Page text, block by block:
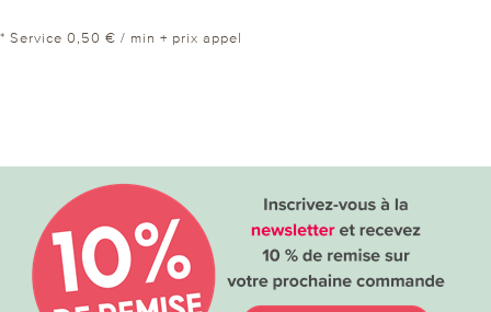
* Service 0,50 € / min + prix appel